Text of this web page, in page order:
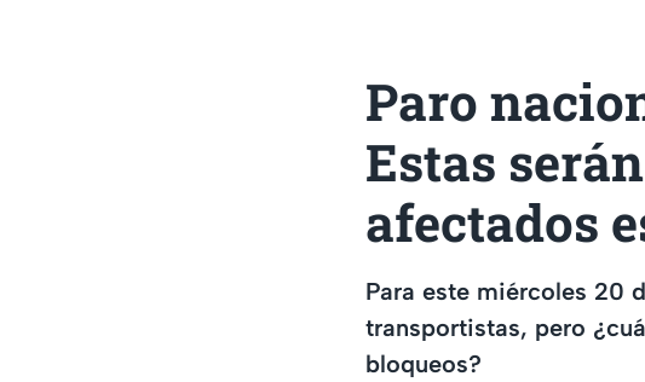
Paro
Estas
afectados
Para este miércoles 20
transportistas, pero
bloqueos?